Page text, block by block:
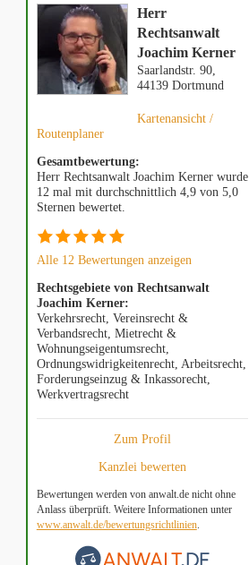
Herr
Rechtsanwalt
Joachim Kerner
Saarlandstr. 90,
44139 Dortmund
Kartenansicht /
Routenplaner
Gesamtbewertung:
Herr Rechtsanwalt Joachim Kerner wurde
12 mal mit durchschnittlich 4,9 von 5,0
Sternen bewertet.
Alle 12 Bewertungen anzeigen
Rechtsgebiete von Rechtsanwalt
Joachim Kerner:
Verkehrsrecht, Vereinsrecht &
Verbandsrecht, Mietrecht &
Wohnungseigentumsrecht,
Ordnungswidrigkeitenrecht, Arbeitsrecht,
Forderungseinzug & Inkassorecht,
Werkvertragsrecht
Zum Profil
Kanzlei bewerten
Bewertungen werden von anwalt.de nicht ohne
Anlass überprüft. Weitere Informationen unter
www.anwalt.de/bewertungsrichtlinien.